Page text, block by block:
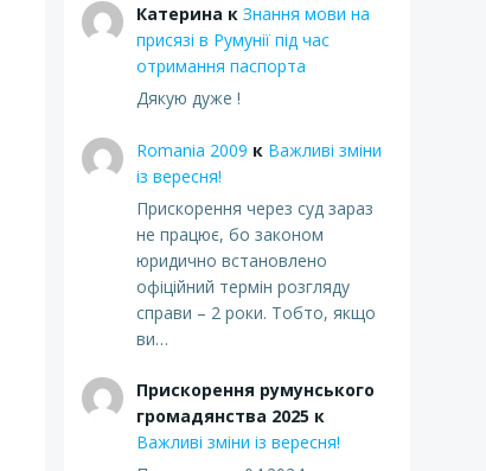
Катерина к Знання мови на
присязі в Румунії під час
отримання паспорта
Дякую дуже !
Romania 2009 к Важливі зміни
із вересня!
Прискорення через суд зараз
не працює, бо законом
юридично встановлено
офіційний термін розгляду
справи – 2 роки. Тобто, якщо
ви…
Прискорення румунського
громадянства 2025 к
Важливі зміни із вересня!